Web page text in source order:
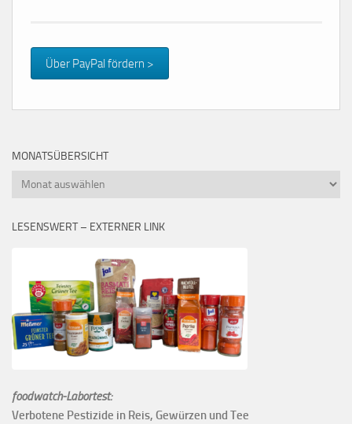
Über PayPal fördern >
MONATSÜBERSICHT
Monatsübersicht
LESENSWERT – EXTERNER LINK
foodwatch-Labortest:
Verbotene Pestizide in Reis, Gewürzen und Tee